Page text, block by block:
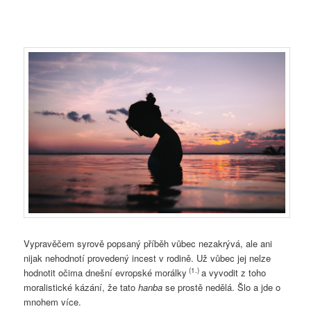
Vypravěčem syrově popsaný příběh vůbec nezakrývá, ale ani
nijak nehodnotí provedený incest v rodině. Už vůbec jej nelze
hodnotit očima dnešní evropské morálky (1.) a vyvodit z toho
moralistické kázání, že tatohanba se prostě nedělá. Šlo a jde o
mnohem více.